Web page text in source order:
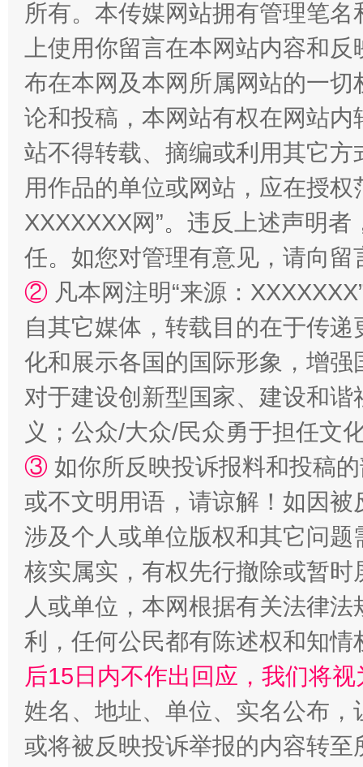
站台名比不上好声名
漫山遍野的桃花与雪山、麦地、白藏房 除
招工难、用工荒背后
所有。本传媒网站拥有管理笔
上使用你留言在本网站内容和
布在本网及本网所属网站的一
论和投稿，本网站有权在网站
站不得转载、摘编或利用其它
用作品的单位或网站，应在授
XXXXXXX网”。违反上述声明
任。如您对管理有意见，请向
② 凡本网注明“来源：
自其它媒体，转载目的在于传
化和展示各国的国际形象，增
对于建设创新型国家、建设和
义；公众/大众/民众勇于担任文
③ 如你所反映投诉报料和投稿
或不文明用语，请谅解！如因
涉及个人或单位版权和其它问题
核实属实，有权先行撤除或暂
人或单位，本网根据有关法律
利，任何公民都有陈述权和知情
后15日内不作出回应，我们将
姓名、地址、单位、实名公布
或将被反映投诉举报的内容转